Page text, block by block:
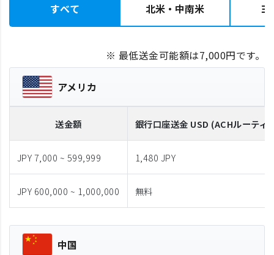
すべて 北米・中南米 ヨ
※ 最低送金可能額は7,000円です。
アメリカ
送金額 銀行口座送金 USD (ACHルーティ
JPY 7,000 ~ 599,999 1,480 JPY
JPY 600,000 ~ 1,000,000 無料
中国